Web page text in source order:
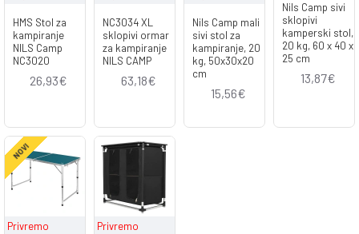
HMS Stol za
kampiranje
NILS Camp
NC3020
26,93€
NC3034 XL
sklopivi ormar
za kampiranje
NILS CAMP
63,18€
Nils Camp mali
sivi stol za
kampiranje, 20
kg, 50x30x20
cm
15,56€
Nils Camp sivi
sklopivi
kamperski stol,
20 kg, 60 x 40 x
25 cm
13,87€
NOVI
Privremo
Privremo